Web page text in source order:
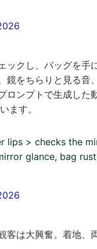
ックし、バッグを手
鏡をちらりと見る音
ロンプトで生成した
ます。
lips > checks the
glance, bag
客は大興奮。着地、